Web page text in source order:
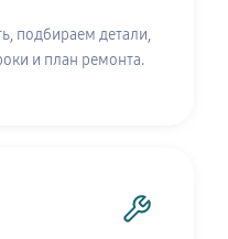
подбираем детали,
и план ремонта.